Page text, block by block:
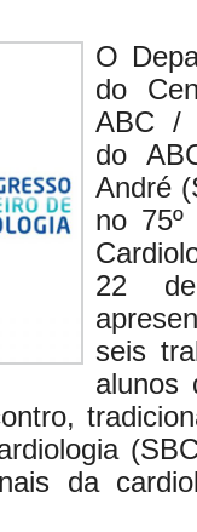
O
do
ABC /
do
André
no 75º
22
seis
alunos
da